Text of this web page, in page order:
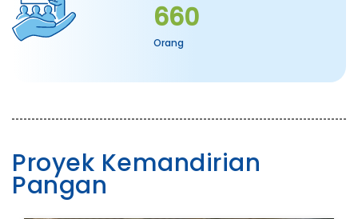
660
Orang
Proyek Kemandirian
Pangan